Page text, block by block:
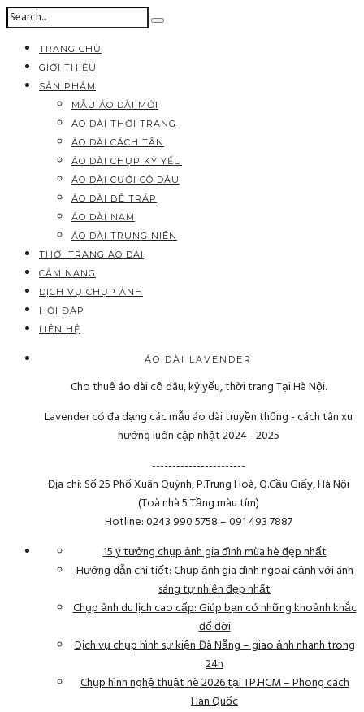
TRANG CHỦ
GIỚI THIỆU
SẢN PHẨM
MẪU ÁO DÀI MỚI
ÁO DÀI THỜI TRANG
ÁO DÀI CÁCH TÂN
ÁO DÀI CHỤP KỶ YẾU
ÁO DÀI CƯỚI CÔ DÂU
ÁO DÀI BÊ TRÁP
ÁO DÀI NAM
ÁO DÀI TRUNG NIÊN
THỜI TRANG ÁO DÀI
CẨM NANG
DỊCH VỤ CHỤP ẢNH
HỎI ĐÁP
LIÊN HỆ
ÁO DÀI LAVENDER
Cho thuê áo dài cô dâu, kỷ yếu, thời trang Tại Hà Nội.
Lavender có đa dạng các mẫu áo dài truyền thống - cách tân xu
hướng luôn cập nhật 2024 - 2025
-----------------------
Địa chỉ: Số 25 Phố Xuân Quỳnh, P.Trung Hoà, Q.Cầu Giấy, Hà Nội
(Toà nhà 5 Tầng màu tím)
Hotline: 0243 990 5758 – 091 493 7887
15 ý tưởng chụp ảnh gia đình mùa hè đẹp nhất
Hướng dẫn chi tiết: Chụp ảnh gia đình ngoại cảnh với ánh
sáng tự nhiên đẹp nhất
Chụp ảnh du lịch cao cấp: Giúp bạn có những khoảnh khắc
để đời
Dịch vụ chụp hình sự kiện Đà Nẵng – giao ảnh nhanh trong
24h
Chụp hình nghệ thuật hè 2026 tại TP.HCM – Phong cách
Hàn Quốc